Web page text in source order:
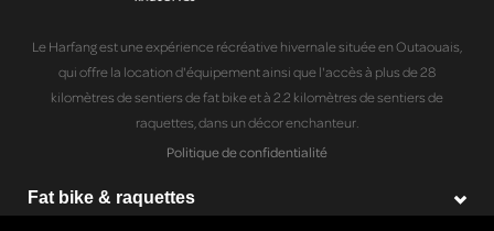
Le Harfang est une expérience récréative hivernale située en Outaouais,
qui offre la location d'équipement ainsi que l'accès à plus de 28
kilomètres de sentiers de fat bike et à 2.2 kilomètres de sentiers de
raquettes, dans un décor enchanteur.
Politique de confidentialité
Fat bike & raquettes